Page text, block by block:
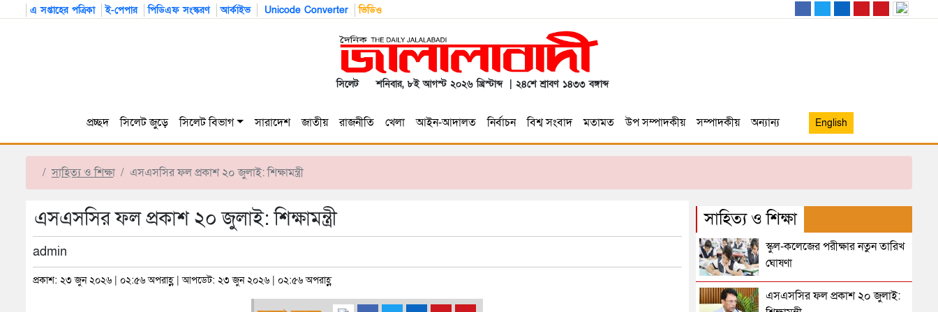
এ সপ্তাহের পত্রিকা ই-পেপার পিডিএফ সংস্করণ আর্কাইভ Unicode Converter ভিডিও
সিলেট শনিবার, ৮ই আগস্ট ২০২৬ খ্রিস্টাব্দ | ২৪শে শ্রাবণ ১৪৩৩ বঙ্গাব্দ
প্রচ্ছদ সিলেট জুড়ে সিলেট বিভাগ সারাদেশ জাতীয় রাজনীতি খেলা আইন-আদালত নির্বাচন বিশ্ব সংবাদ মতামত উপ সম্পাদকীয় সম্পাদকীয় অন্যান্য English
সাহিত্য ও শিক্ষা এসএসসির ফল প্রকাশ ২০ জুলাই: শিক্ষামন্ত্রী
এসএসসির ফল প্রকাশ ২০ জুলাই: শিক্ষামন্ত্রী
admin
প্রকাশ: ২৩ জুন ২০২৬ | ০২:৫৬ অপরাহ্ণ | আপডেট: ২৩ জুন ২০২৬ | ০২:৫৬ অপরাহ্ণ
সাহিত্য ও শিক্ষা
স্কুল-কলেজের পরীক্ষার নতুন তারিখ
ঘোষণা
এসএসসির ফল প্রকাশ ২০ জুলাই: